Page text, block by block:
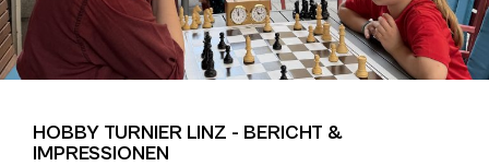
HOBBY TURNIER LINZ - BERICHT &
IMPRESSIONEN